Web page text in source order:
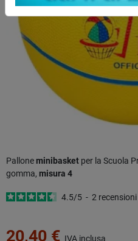
Palloneminibasket per la Scuola
gomma, misura 4
4.5/5 - 2 recensioni
20,40 € IVA inclusa